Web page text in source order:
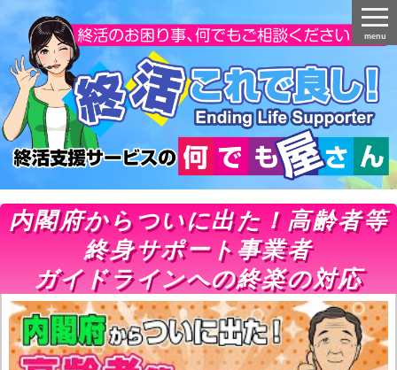
内閣府からついに出た！高齢者等
終身サポート事業者
ガイドラインへの終楽の対応
menu